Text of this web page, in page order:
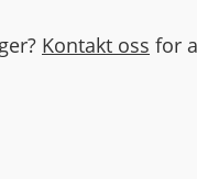
Kontakt oss for